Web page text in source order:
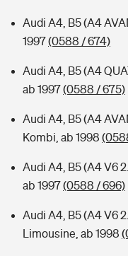
Audi A4, B5 (A4
1997(0588 / 674)
Audi A4, B5 (A4
ab 1997(0588 / 675)
Audi A4, B5 (A4
Kombi, ab 1998
Audi A4, B5 (A4 V6
ab 1997(0588 / 696)
Audi A4, B5 (A4 V6
Limousine, ab 1998